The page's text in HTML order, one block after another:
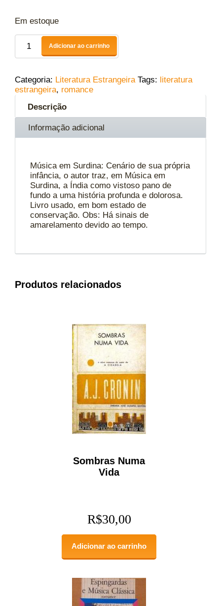
Em estoque
Adicionar ao carrinho
Categoria: Literatura Estrangeira Tags: literatura
estrangeira, romance
Descrição
Informação adicional
Música em Surdina: Cenário de sua própria
infância, o autor traz, em Música em
Surdina, a Índia como vistoso pano de
fundo a uma história profunda e dolorosa.
Livro usado, em bom estado de
conservação. Obs: Há sinais de
amarelamento devido ao tempo.
Produtos relacionados
Sombras Numa
Vida
R$30,00
Adicionar ao carrinho